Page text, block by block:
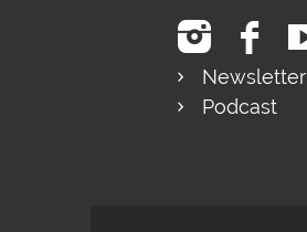
Newsletter
Podcast